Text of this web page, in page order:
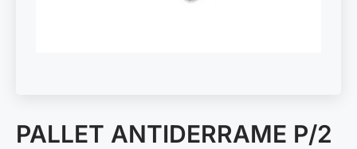
PALLET ANTIDERRAME P/2